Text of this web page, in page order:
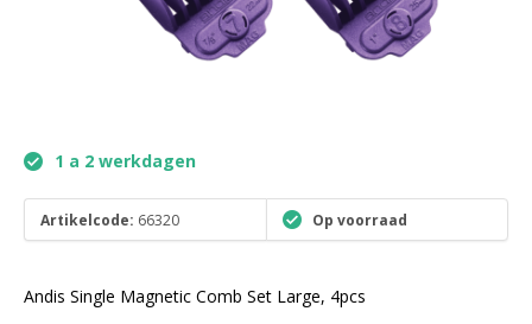
1 a 2 werkdagen
Artikelcode: 66320 Op voorraad
Andis Single Magnetic Comb Set Large, 4pcs